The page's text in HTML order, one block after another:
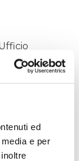
ed
e per